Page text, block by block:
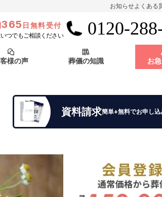
お知らせよくある
365 日無料受付
つでもご相談ください 0120-
葬儀の流れ 会員制度
千葉県 神奈川県
様の声
よくある質問
葬儀の知識 お
儀の流れ 会員制度
葉県 神奈川県
くある質問
資料請求簡単+無料でお申し込